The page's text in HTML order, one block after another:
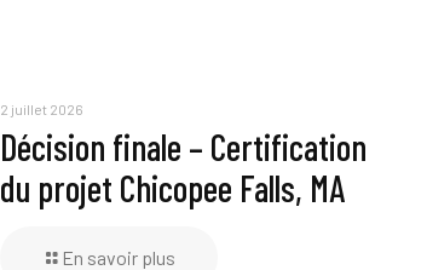
2 juillet 2026
Décision finale – Certification
du projet Chicopee Falls, MA
En savoir plus